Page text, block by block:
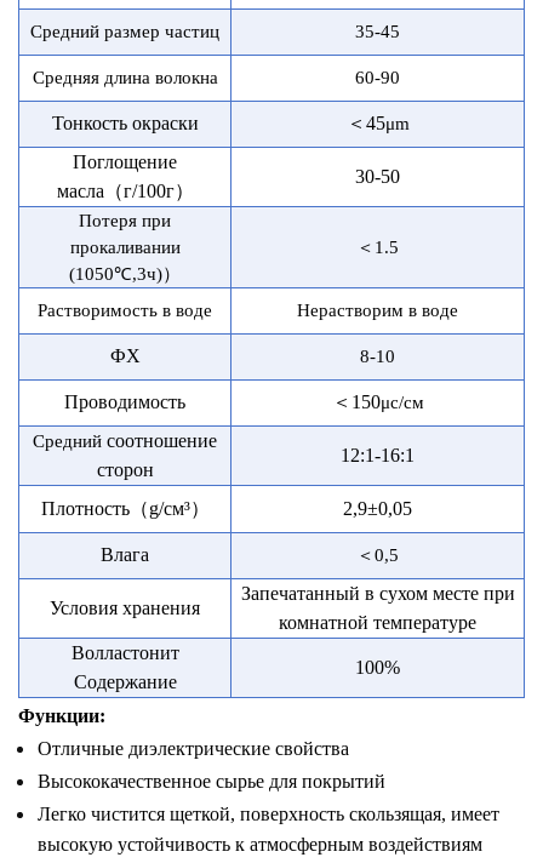
Средний размер частиц 35-45
Средняя длина волокна 60-90
Тонкость окраски ＜ 45μm
Поглощение
масла （г/100г）
30-50
Потеря при
прокаливании
(1050℃,3ч)）
＜ 1.5
Растворимость в воде Нерастворим в воде
ФХ 8-10
Проводимость ＜ 150μс/см
Средний соотношение
сторон
12:1-16:1
Плотность（g/см³） 2,9±0,05
Влага ＜0,5
Условия хранения
Запечатанный в сухом месте при
комнатной температуре
Волластонит
Содержание
100%
Функции:
Отличные диэлектрические свойства
Высококачественное сырье для покрытий
Легко чистится щеткой, поверхность скользящая, имеет
высокую устойчивость к атмосферным воздействиям